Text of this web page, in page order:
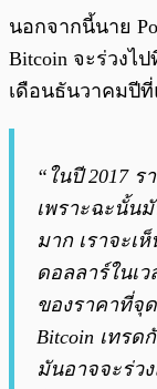
นอกจากนี้นาย
Bitcoin จะร่วงไ
เดือนธันวาคมปี
“ในปี 2017 ร
เพราะฉะนั้น
มาก เราจะเ
ดอลลาร์ในเ
ของราคาที่จุ
Bitcoin เทรด
มันอาจจะร่ว